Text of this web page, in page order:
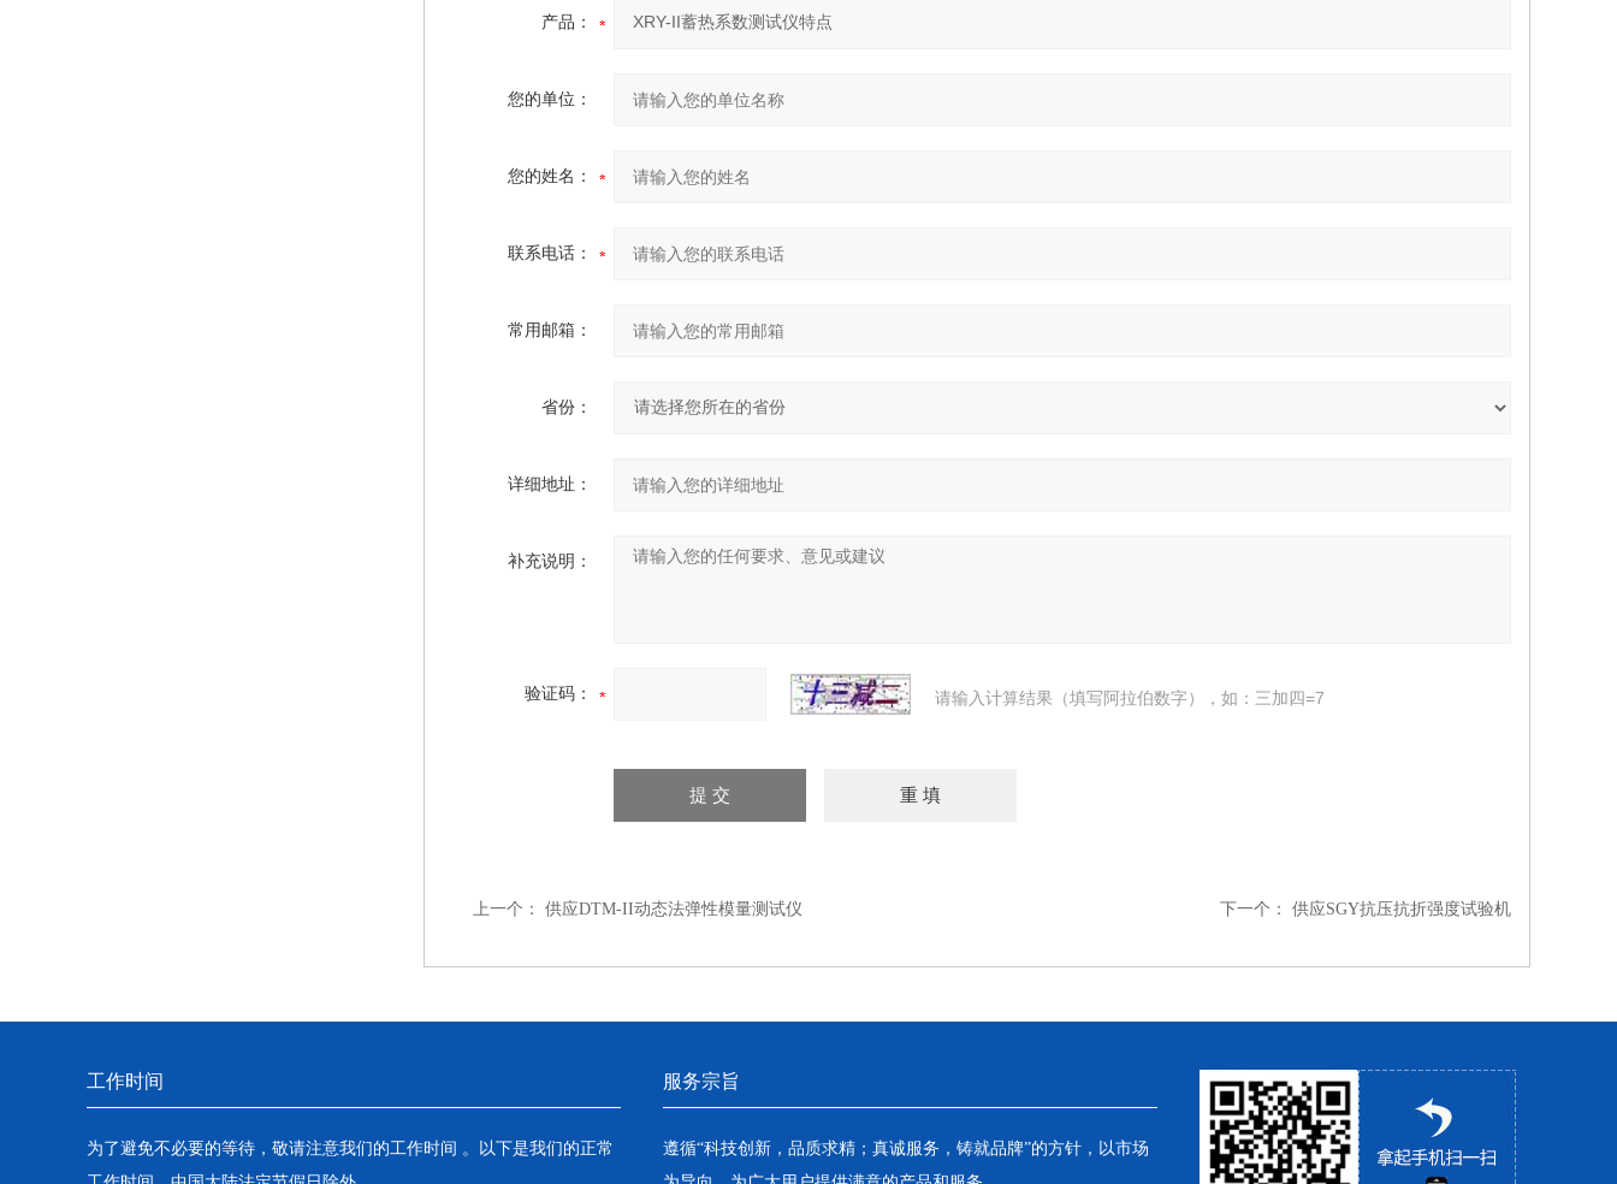
产品：
您的单位：
您的姓名：
联系电话：
常用邮箱：
省份：
详细地址：
补充说明：
验证码： 请输入计算结果（填写阿拉伯数字），如：三加四=7
上一个： 供应DTM-II动态法弹性模量测试仪 下一个： 供应SGY抗压抗折强度试验机
工作时间
为了避免不必要的等待，敬请注意我们的工作时间 。以下是我们的正常
服务宗旨
遵循“科技创新，品质求精；真诚服务，铸就品牌”的方针，以市场